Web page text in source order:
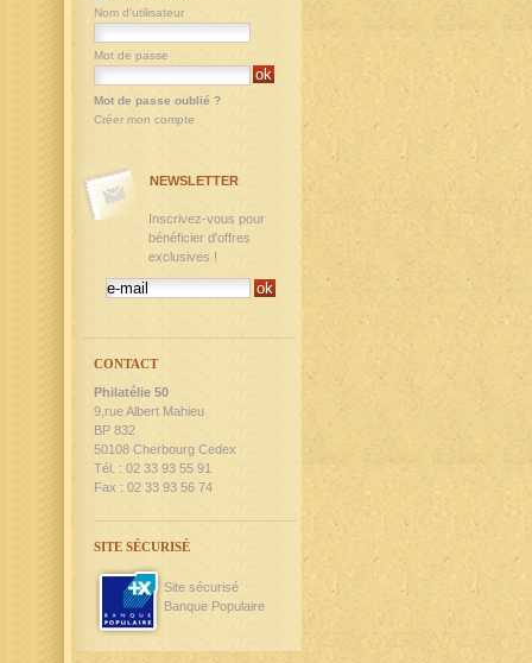
Nom d'utilisateur
Mot de passe
Mot de passe oublié ?
Créer mon compte
NEWSLETTER
Inscrivez-vous pour
bénéficier d'offres
exclusives !
CONTACT
Philatélie 50
9,rue Albert Mahieu
BP 832
50108 Cherbourg Cedex
Tél. : 02 33 93 55 91
Fax : 02 33 93 56 74
SITE SÉCURISÉ
Site sécurisé
Banque Populaire